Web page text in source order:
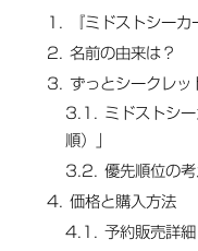
『ミドストシーカ
名前の由来は？
ずっとシークレッ
ミドストシ
順）」
優先順位の
価格と購入方法
予約販売詳細